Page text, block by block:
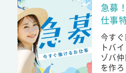
急募
仕事
今す
トバ
ゾバ
を作ろ